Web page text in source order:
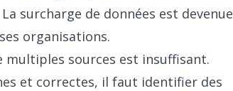
surcharge de données est devenue
organisations.
multiples sources est insuffisant.
et correctes, il faut identifier des